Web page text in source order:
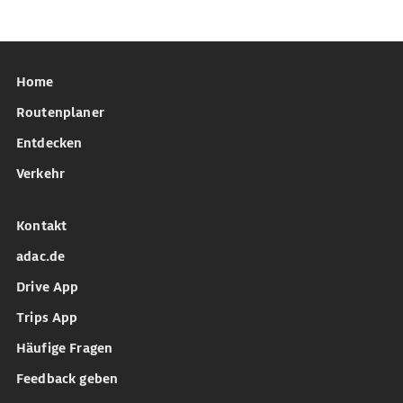
Home
Routenplaner
Entdecken
Verkehr
Kontakt
adac.de
Drive App
Trips App
Häufige Fragen
Feedback geben